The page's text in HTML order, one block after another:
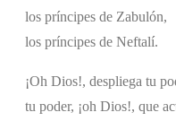
los príncipes de Zabulón,
los príncipes de Neftalí.
¡Oh Dios!, despliega tu
tu poder, ¡oh Dios!, que